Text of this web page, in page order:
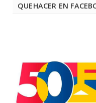
QUEHACER EN